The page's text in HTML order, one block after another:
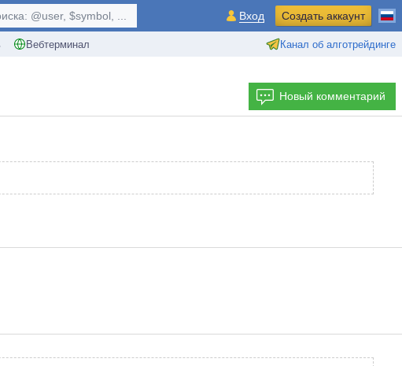
Вебтерминал Канал об алготрейдинге
@user, $symbol, ... Вход Создать аккаунт
Новый комментарий